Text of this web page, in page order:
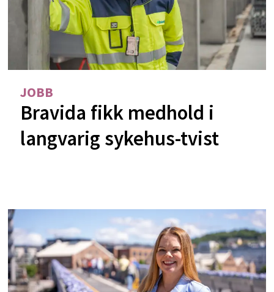
JOBB
Bravida fikk medhold i
langvarig sykehus-tvist